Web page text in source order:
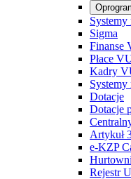
Systemy
Sigma
Finanse
Płace
Kadry
Systemy
Dotacje
Dotacje
Artykuł
e-KZP
Rejestr